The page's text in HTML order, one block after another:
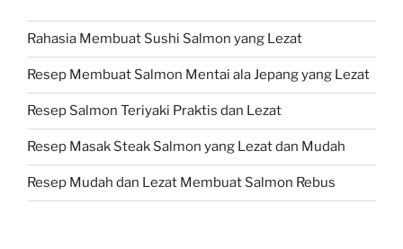
Rahasia Membuat Sushi Salmon yang Lezat
Resep Membuat Salmon Mentai ala Jepang yang Lezat
Resep Salmon Teriyaki Praktis dan Lezat
Resep Masak Steak Salmon yang Lezat dan Mudah
Resep Mudah dan Lezat Membuat Salmon Rebus